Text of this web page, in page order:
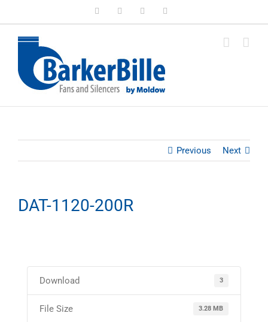
LinkedInFacebookInstagram
Previous Next
DAT-1120-200R
Download 3
File Size 3.28 MB